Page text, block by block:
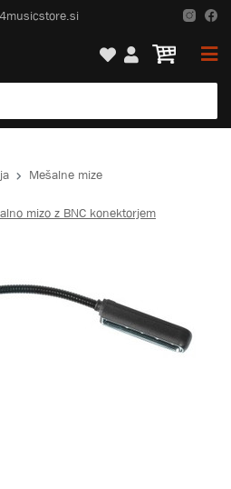
Mešalne mize
mizo z BNC konektorjem